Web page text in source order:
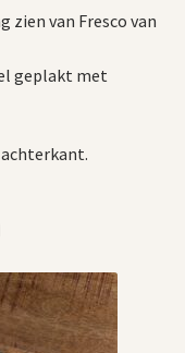
zien van Fresco van
geplakt met